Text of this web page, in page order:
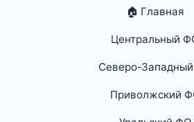
🏠 Главная
Центральный
Северо-
Приволжский